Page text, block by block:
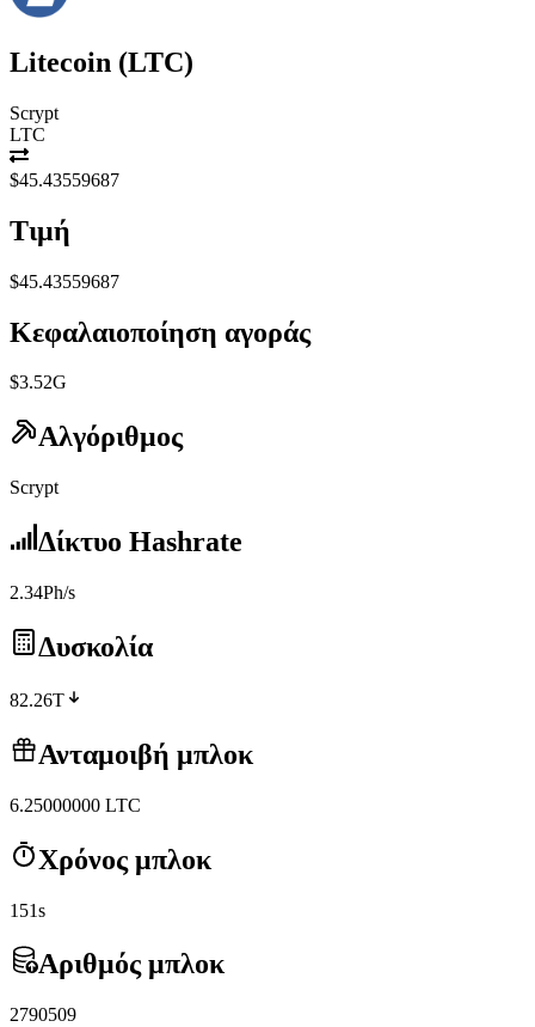
Litecoin (LTC)
Scrypt
LTC
$45.43559687
Τιμή
$45.43559687
Κεφαλαιοποίηση αγοράς
$3.52G
Αλγόριθμος
Scrypt
Δίκτυο Hashrate
2.34Ph/s
Δυσκολία
82.26T
Ανταμοιβή μπλοκ
6.25000000 LTC
Χρόνος μπλοκ
151s
Αριθμός μπλοκ
2790509